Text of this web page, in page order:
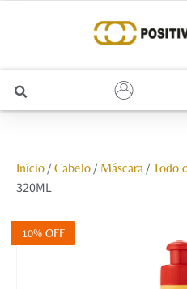
Unhas
Início/ Cabelo/ Máscara/ Todo
320ML
10% OFF